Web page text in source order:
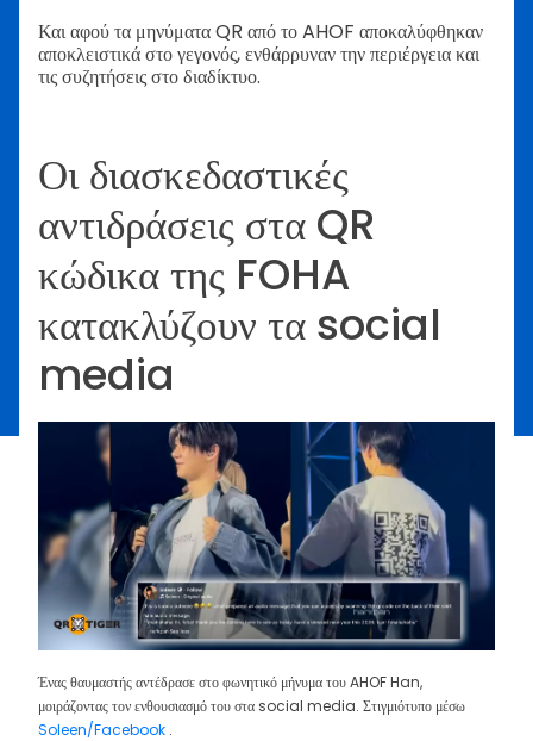
Και αφού τα μηνύματα QR από το AHOF αποκαλύφθηκαν
αποκλειστικά στο γεγονός, ενθάρρυναν την περιέργεια και
τις συζητήσεις στο διαδίκτυο.
Οι διασκεδαστικές
αντιδράσεις στα QR
κώδικα της FOHA
κατακλύζουν τα social
media
Ένας θαυμαστής αντέδρασε στο φωνητικό μήνυμα του AHOF Han,
μοιράζοντας τον ενθουσιασμό του στα social media. Στιγμιότυπο μέσω
Soleen/Facebook .